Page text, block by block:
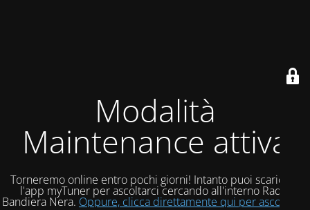
Modalità
Maintenance attiva
Torneremo online entro pochi giorni! Intanto puoi scaricare
l'app myTuner per ascoltarci cercando all'interno Radio
Bandiera Nera. Oppure, clicca direttamente qui per ascoltarci!